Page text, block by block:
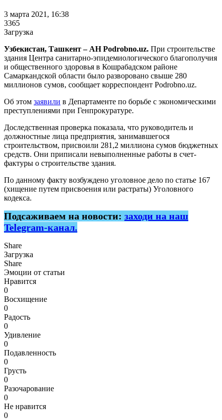
3 марта 2021, 16:38
3365
Загрузка
Узбекистан, Ташкент – АН Podrobno.uz. При строительстве
здания Центра санитарно-эпидемиологического благополучия
и общественного здоровья в Кошрабадском районе
Самаркандской области было разворовано свыше 280
миллионов сумов, сообщает корреспондент Podrobno.uz.
Об этом заявили в Департаменте по борьбе с экономическими
преступлениями при Генпрокуратуре.
Доследственная проверка показала, что руководитель и
должностные лица предприятия, занимавшегося
строительством, присвоили 281,2 миллиона сумов бюджетных
средств. Они приписали невыполненные работы в счет-
фактуры о строительстве здания.
По данному факту возбуждено уголовное дело по статье 167
(хищение путем присвоения или растраты) Уголовного
кодекса.
Подсаживаем на новости: заходи на наш
Telegram-канал.
Share
Загрузка
Share
Эмоции от статьи
Нравится
0
Восхищение
0
Радость
0
Удивление
0
Подавленность
0
Грусть
0
Разочарование
0
Не нравится
0